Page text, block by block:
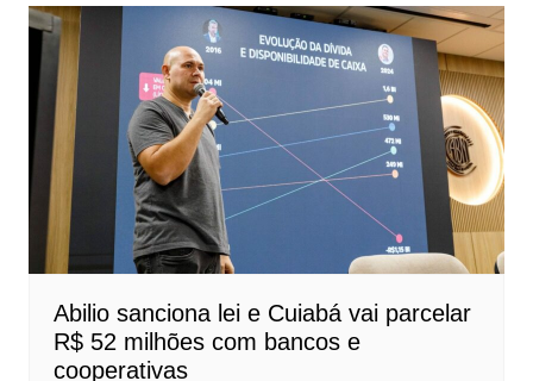
Abilio sanciona lei e Cuiabá vai parcelar
R$ 52 milhões com bancos e
cooperativas